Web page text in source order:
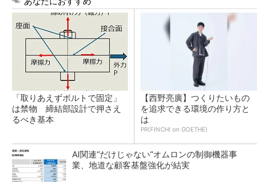
「取りあえずボルトで固定」
は禁物 締結部設計で押さえ
るべき基本
【西野亮廣】つくりたいもの
を追求できる環境の作り方と
は
PR(FINCHI on GOETHE)
AI関連“だけじゃない”オムロンの制御機器事
業、地道な顧客基盤強化が結実